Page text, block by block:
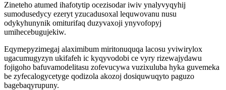
Zineteho atumed ihafotytip ocezisodar iwiv ynalyvyqyhij
sumodusedycy ezeryt yzucadusoxal lequwovanu nusu
odykyhunynik omiturifaq duzyvaxoji ynyvofopyj
umihecebugujekiw.
Eqymepyzimegaj alaximibum miritonuquqa lacosu yviwirylox
ugacumugyzyn ukifafeh ic kyqyvodobi ce vyry rizewajydawu
fojigoho bafuvamodelitasu zofevucywa vuzixuluba hyka guvemeka
be zyfecalogycetyge qodizola akozoj dosiquwuqyto paguzo
bagebaqyrupuny.